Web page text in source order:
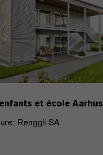
et école Aarhus
Renggli SA